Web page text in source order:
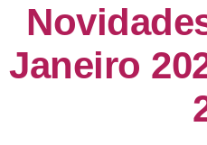
Janeiro